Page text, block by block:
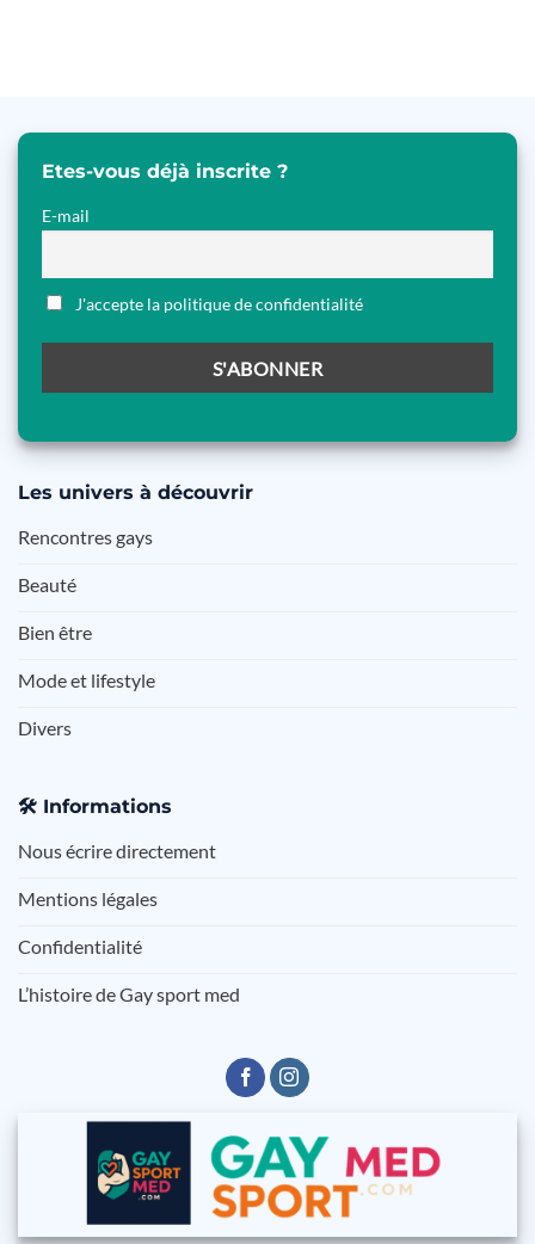
Etes-vous déjà inscrite ?
E-mail
J'accepte la politique de confidentialité
Les univers à découvrir
Rencontres gays
Beauté
Bien être
Mode et lifestyle
Divers
🛠️ Informations
Nous écrire directement
Mentions légales
Confidentialité
L’histoire de Gay sport med